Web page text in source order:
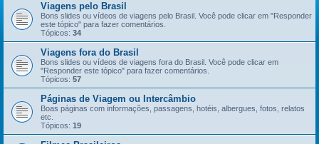
Viagens pelo Brasil
Bons slides ou vídeos de viagens pelo Brasil. Você pode clicar em "Responder
este tópico" para fazer comentários.
Tópicos: 34
Viagens fora do Brasil
Bons slides ou vídeos de viagens fora do Brasil. Você pode clicar em
"Responder este tópico" para fazer comentários.
Tópicos: 57
Páginas de Viagem ou Intercâmbio
Boas páginas com informações, passagens, hotéis, albergues, fotos, relatos
etc.
Tópicos: 19